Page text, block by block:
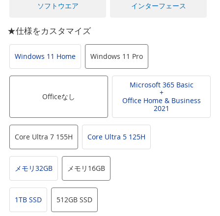
ソフトウエア インターフェース
★仕様をカスタマイズ
Windows 11 Home Windows 11 Pro
Officeなし
Microsoft 365 Basic
+
Office Home & Business
2021
Core Ultra 7 155H Core Ultra 5 125H
メモリ32GB メモリ16GB
1TB SSD 512GB SSD